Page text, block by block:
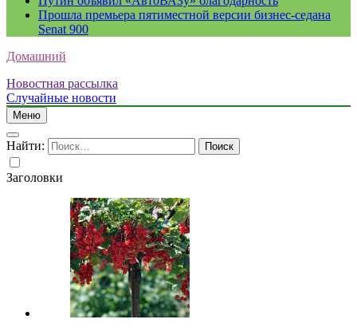
Прошла премьера пятиместной версии бизнес-седана
Senat 900
Домашний
Новостная рассылка
Случайные новости
Меню
Найти:
Заголовки